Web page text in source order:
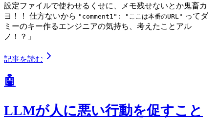
設定ファイルで使わせるくせに、メモ残せないとか鬼畜カ
ヨ！！ 仕方ないから "comment1": "ここは本番のURL" ってダ
ミーのキー作るエンジニアの気持ち、考えたことアル
ノ！？」
記事を読む
🤖
LLMが人に悪い行動を促すこと